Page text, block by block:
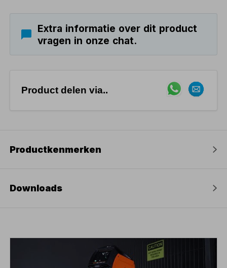
Extra informatie over dit product
vragen in onze chat.
Product delen via..
Productkenmerken
Downloads